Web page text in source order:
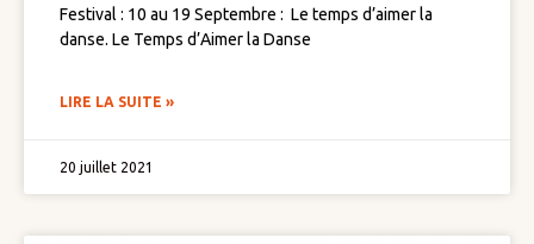
Festival : 10 au 19 Septembre : Le temps d’aimer la
danse. Le Temps d’Aimer la Danse
LIRE LA SUITE »
20 juillet 2021